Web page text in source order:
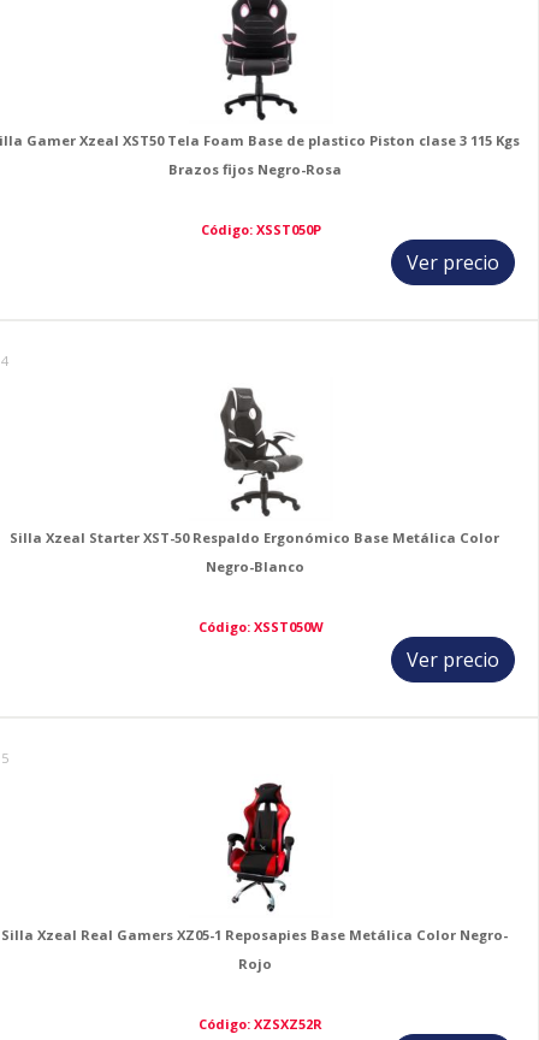
Gamer Xzeal XST50 Tela Foam Base de plastico Piston clase 3 115 Kgs
Brazos fijos Negro-Rosa
Código: XSST050P
Ver precio
Silla Xzeal Starter XST-50 Respaldo Ergonómico Base Metálica Color
Negro-Blanco
Código: XSST050W
Ver precio
Silla Xzeal Real Gamers XZ05-1 Reposapies Base Metálica Color Negro-
Rojo
Código: XZSXZ52R